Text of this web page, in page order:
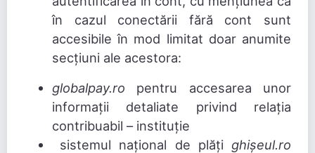
în cazul conectării fără cont sunt
accesibile în mod limitat doar anumite
secțiuni ale acestora:
globalpay.ro pentru accesarea unor
informații detaliate privind relația
contribuabil – instituție
sistemul național de plăți ghișeul.ro